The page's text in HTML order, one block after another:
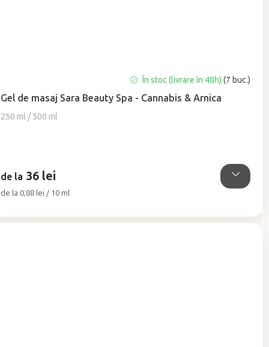
Gel de masaj Sara Beauty Spa - Cannabis & Arnica
250 ml / 500 ml
medie
a
produsului
stele.
În stoc (livrare în 48h)(7 buc.)
de la 36 lei
Evaluare
de la 0,88 lei / 10 ml